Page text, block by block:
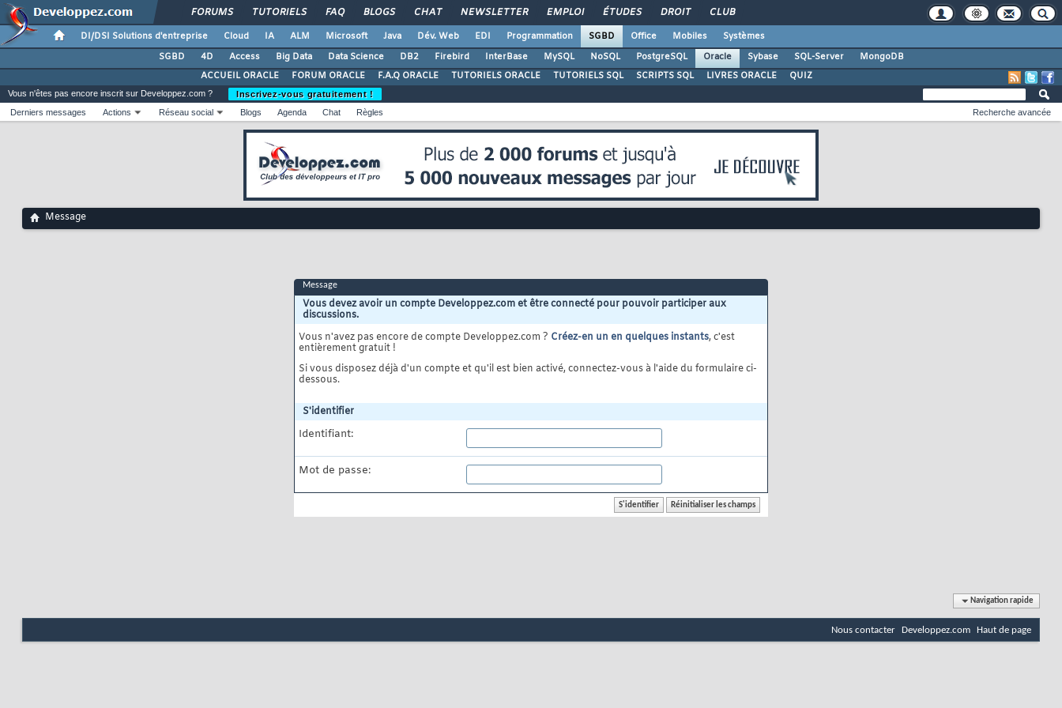
FORUMS TUTORIELS FAQ BLOGS CHAT NEWSLETTER EMPLOI ÉTUDES DROIT CLUB
DI/DSI Solutions d'entreprise Cloud IA ALM Microsoft Java Dév. Web EDI Programmation SGBD Office Mobiles
Systèmes
SGBD
4D Access Big Data Data Science DB2 Firebird InterBase MySQL NoSQL PostgreSQL Oracle Sybase SQL-Server
MongoDB
ACCUEIL ORACLE
FORUM ORACLE F.A.Q ORACLE TUTORIELS ORACLE TUTORIELS SQL SCRIPTS SQL LIVRES ORACLE QUIZ
Vous n'êtes pas encore inscrit sur Developpez.com ?
Inscrivez-vous gratuitement !
Derniers messages
Actions Réseau social Blogs Agenda Chat Règles Recherche avancée
Message
Message
Vous devez avoir un compte Developpez.com et être connecté pour pouvoir participer aux
discussions.
Vous n'avez pas encore de compte Developpez.com ? Créez-en un en quelques instants, c'est
entièrement gratuit !
Si vous disposez déjà d'un compte et qu'il est bien activé, connectez-vous à l'aide du formulaire ci-
dessous.
S'identifier
Identifiant:
Mot de passe:
Navigation rapide
Nous contacter Developpez.com Haut de page